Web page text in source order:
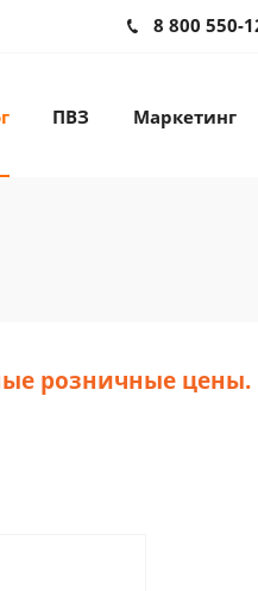
8 800 550-
ПВЗ Маркетинг
розничные цены.